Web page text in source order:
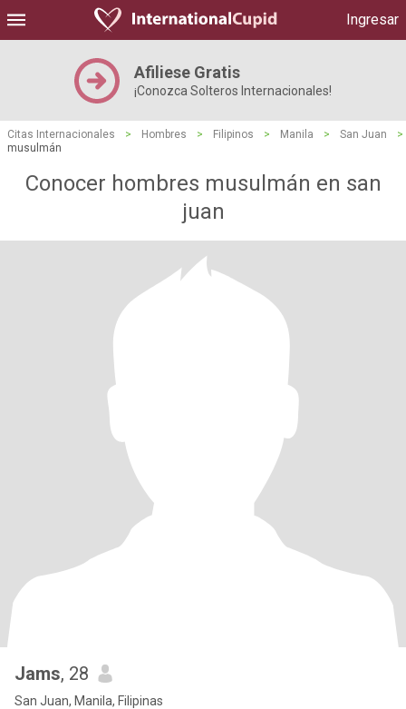
Ingresar
Afiliese Gratis
¡Conozca Solteros Internacionales!
Citas Internacionales > Hombres > Filipinos > Manila > San Juan
>
musulmán
Conocer hombres musulmán en san
juan
Jams, 28
San Juan, Manila, Filipinas